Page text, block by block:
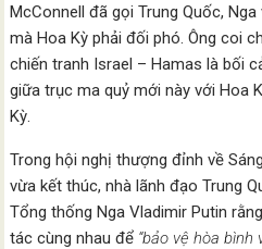
McConnell đã gọi Trung Quốc, Nga
mà Hoa Kỳ phải đối phó. Ông coi
chiến tranh Israel – Hamas là bối
giữa trục ma quỷ mới này với Hoa
Kỳ.
Trong hội nghị thượng đỉnh về
vừa kết thúc, nhà lãnh đạo Trung
Tổng thống Nga Vladimir Putin
tác cùng nhau để “bảo vệ hòa bình